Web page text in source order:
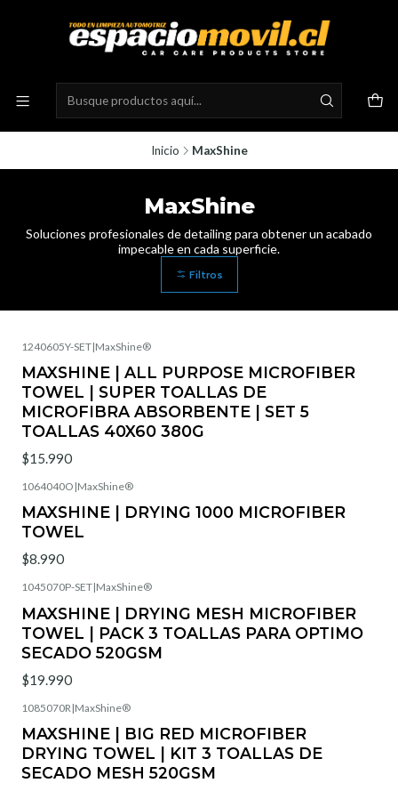
Inicio MaxShine
MaxShine
Soluciones profesionales de detailing para obtener un acabado
impecable en cada superficie.
Filtros
1240605Y-SET|MaxShine®
MAXSHINE | ALL PURPOSE MICROFIBER
TOWEL | SUPER TOALLAS DE
MICROFIBRA ABSORBENTE | SET 5
TOALLAS 40X60 380G
$15.990
1064040O |MaxShine®
MAXSHINE | DRYING 1000 MICROFIBER
TOWEL
$8.990
1045070P-SET|MaxShine®
MAXSHINE | DRYING MESH MICROFIBER
TOWEL | PACK 3 TOALLAS PARA OPTIMO
SECADO 520GSM
$19.990
1085070R |MaxShine®
MAXSHINE | BIG RED MICROFIBER
DRYING TOWEL | KIT 3 TOALLAS DE
SECADO MESH 520GSM